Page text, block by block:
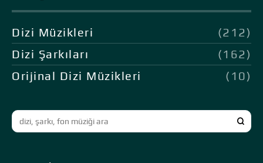
Dizi Müzikleri
(212)
Dizi Şarkıları
(162)
Orijinal Dizi Müzikleri
(10)